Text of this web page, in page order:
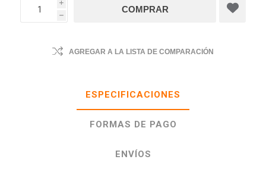
i
h
AGREGAR A LA LISTA DE COMPARACIÓN
ESPECIFICACIONES
FORMAS DE PAGO
ENVÍOS